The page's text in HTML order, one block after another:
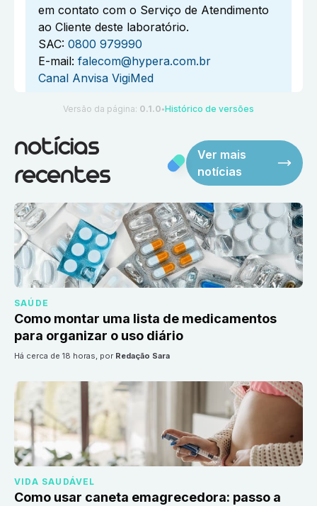
em contato com o Serviço de Atendimento
ao Cliente deste laboratório.
SAC: 0800 979990
E-mail: falecom@hypera.com.br
Canal Anvisa VigiMed
Versão da página: 0.1.0 ●Histórico de versões
notícias
recentes
Ver mais
notícias
SAÚDE
Como montar uma lista de medicamentos
para organizar o uso diário
há cerca de 18 horas, por Redação Sara
VIDA SAUDÁVEL
Como usar caneta emagrecedora: passo a